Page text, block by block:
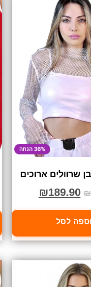
36% הנחה
שרוולים ארוכים
₪
₪189.90
לסל